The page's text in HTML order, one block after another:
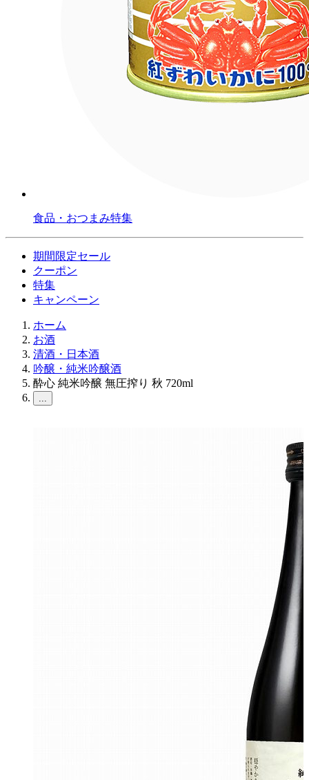
食品・おつまみ特集
期間限定セール
クーポン
特集
キャンペーン
ホーム
お酒
清酒・日本酒
吟醸・純米吟醸酒
酔心 純米吟醸 無圧搾り 秋 720ml
...